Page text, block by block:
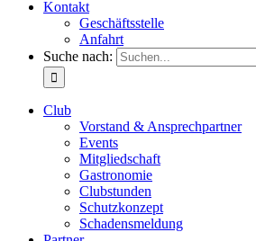
Kontakt
Geschäftsstelle
Anfahrt
Suche nach:
Club
Vorstand & Ansprechpartner
Events
Mitgliedschaft
Gastronomie
Clubstunden
Schutzkonzept
Schadensmeldung